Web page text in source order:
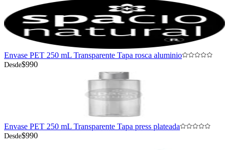
Envase PET 250 mL Transparente Tapa rosca aluminio
Desde$990
Envase PET 250 mL Transparente Tapa press plateada
Desde$990